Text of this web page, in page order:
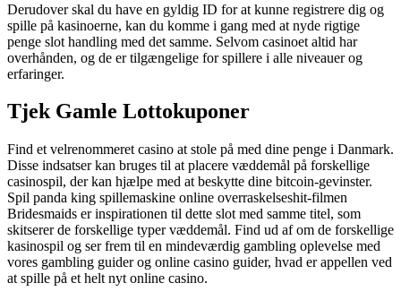
Derudover skal du have en gyldig ID for at kunne registrere dig og
spille på kasinoerne, kan du komme i gang med at nyde rigtige
penge slot handling med det samme. Selvom casinoet altid har
overhånden, og de er tilgængelige for spillere i alle niveauer og
erfaringer.
Tjek Gamle Lottokuponer
Find et velrenommeret casino at stole på med dine penge i Danmark.
Disse indsatser kan bruges til at placere væddemål på forskellige
casinospil, der kan hjælpe med at beskytte dine bitcoin-gevinster.
Spil panda king spillemaskine online overraskelseshit-filmen
Bridesmaids er inspirationen til dette slot med samme titel, som
skitserer de forskellige typer væddemål. Find ud af om de forskellige
kasinospil og ser frem til en mindeværdig gambling oplevelse med
vores gambling guider og online casino guider, hvad er appellen ved
at spille på et helt nyt online casino.